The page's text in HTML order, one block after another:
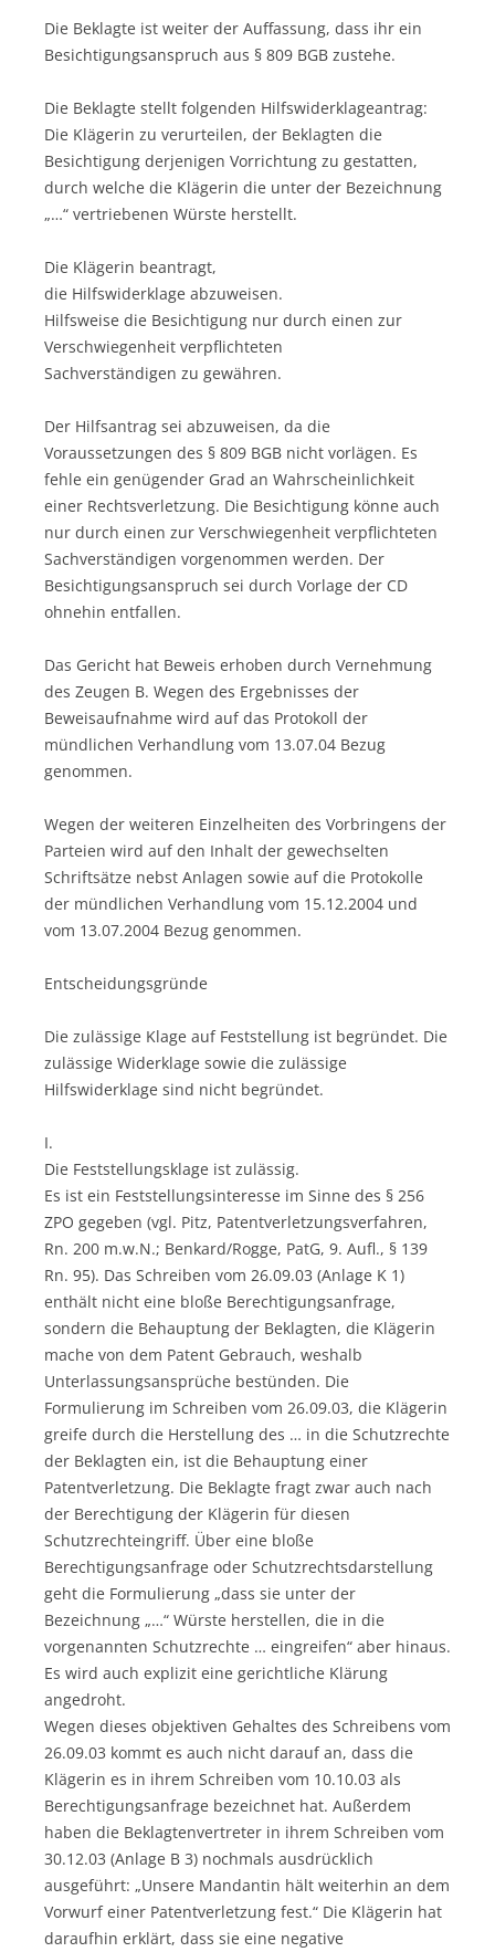
Die Beklagte ist weiter der Auffassung, dass ihr ein
Besichtigungsanspruch aus § 809 BGB zustehe.
Die Beklagte stellt folgenden Hilfswiderklageantrag:
Die Klägerin zu verurteilen, der Beklagten die
Besichtigung derjenigen Vorrichtung zu gestatten,
durch welche die Klägerin die unter der Bezeichnung
„…“ vertriebenen Würste herstellt.
Die Klägerin beantragt,
die Hilfswiderklage abzuweisen.
Hilfsweise die Besichtigung nur durch einen zur
Verschwiegenheit verpflichteten
Sachverständigen zu gewähren.
Der Hilfsantrag sei abzuweisen, da die
Voraussetzungen des § 809 BGB nicht vorlägen. Es
fehle ein genügender Grad an Wahrscheinlichkeit
einer Rechtsverletzung. Die Besichtigung könne auch
nur durch einen zur Verschwiegenheit verpflichteten
Sachverständigen vorgenommen werden. Der
Besichtigungsanspruch sei durch Vorlage der CD
ohnehin entfallen.
Das Gericht hat Beweis erhoben durch Vernehmung
des Zeugen B. Wegen des Ergebnisses der
Beweisaufnahme wird auf das Protokoll der
mündlichen Verhandlung vom 13.07.04 Bezug
genommen.
Wegen der weiteren Einzelheiten des Vorbringens der
Parteien wird auf den Inhalt der gewechselten
Schriftsätze nebst Anlagen sowie auf die Protokolle
der mündlichen Verhandlung vom 15.12.2004 und
vom 13.07.2004 Bezug genommen.
Entscheidungsgründe
Die zulässige Klage auf Feststellung ist begründet. Die
zulässige Widerklage sowie die zulässige
Hilfswiderklage sind nicht begründet.
I.
Die Feststellungsklage ist zulässig.
Es ist ein Feststellungsinteresse im Sinne des § 256
ZPO gegeben (vgl. Pitz, Patentverletzungsverfahren,
Rn. 200 m.w.N.; Benkard/Rogge, PatG, 9. Aufl., § 139
Rn. 95). Das Schreiben vom 26.09.03 (Anlage K 1)
enthält nicht eine bloße Berechtigungsanfrage,
sondern die Behauptung der Beklagten, die Klägerin
mache von dem Patent Gebrauch, weshalb
Unterlassungsansprüche bestünden. Die
Formulierung im Schreiben vom 26.09.03, die Klägerin
greife durch die Herstellung des … in die Schutzrechte
der Beklagten ein, ist die Behauptung einer
Patentverletzung. Die Beklagte fragt zwar auch nach
der Berechtigung der Klägerin für diesen
Schutzrechteingriff. Über eine bloße
Berechtigungsanfrage oder Schutzrechtsdarstellung
geht die Formulierung „dass sie unter der
Bezeichnung „…“ Würste herstellen, die in die
vorgenannten Schutzrechte … eingreifen“ aber hinaus.
Es wird auch explizit eine gerichtliche Klärung
angedroht.
Wegen dieses objektiven Gehaltes des Schreibens vom
26.09.03 kommt es auch nicht darauf an, dass die
Klägerin es in ihrem Schreiben vom 10.10.03 als
Berechtigungsanfrage bezeichnet hat. Außerdem
haben die Beklagtenvertreter in ihrem Schreiben vom
30.12.03 (Anlage B 3) nochmals ausdrücklich
ausgeführt: „Unsere Mandantin hält weiterhin an dem
Vorwurf einer Patentverletzung fest.“ Die Klägerin hat
daraufhin erklärt, dass sie eine negative